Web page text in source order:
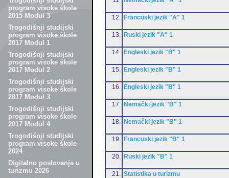
program visoke škole
2015 Modul 3
Trogodišnji studijski
program visoke škole
2017 Modul 1
Trogodišnji studijski
program visoke škole
2017 Modul 2
Trogodišnji studijski
program visoke škole
2017 Modul 3
Trogodišnji studijski
program visoke škole
2017 Modul 4
Trogodišnji studijski
program visoke škole
2024
Digitalno poslovanje u
turizmu 2026
12. Francuski jezik "A" 1
13. Ruski jezik "A" 1
14. Engleski jezik "B" 1
15. Engleski jezik "B" 1
16. Engleski jezik "B" 1
17. Nemački jezik "B" 1
18. Nemački jezik "B" 1
19. Francuski jezik "B" 1
20. Ruski jezik "B" 1
21. Statistika u turizmu